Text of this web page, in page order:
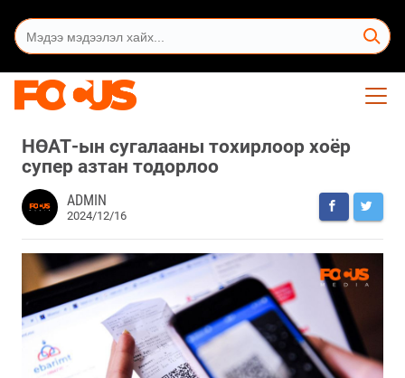
НӨАТ-ын сугалааны тохирлоор хоёр
супер азтан тодорлоо
ADMIN
2024/12/16